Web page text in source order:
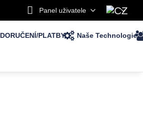
Panel uživatele
DORUČENÍ/PLATBY Naše Technologie